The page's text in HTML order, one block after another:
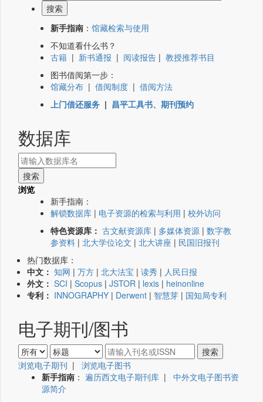
新手指南 ： 馆藏检索与使用
不知道看什么书？
古籍 | 新书通报 | 阅读报告 | 教授推荐书目
图书借阅第一步：
馆藏分布 | 借阅制度 | 借阅方法
上门借还服务 | 昌平工具书、期刊预约
数据库
浏览
新手指南：
解锁数据库 | 电子资源的检索与利用 | 校外访问
特色资源库： 古文献资源库 | 多媒体资源 | 数字教
参资料 | 北大学位论文 | 北大讲座 | 民国旧报刊
热门数据库：
中文： 知网 | 万方 | 北大法宝 | 读秀 | 人民日报
外文： SCI | Scopus | JSTOR | lexis | heinonline
专利： INNOGRAPHY | Derwent | 智慧芽 | 国知局专利
电子期刊/图书
浏览电子期刊 | 浏览电子图书
新手指南 ： 遍历西文电子期刊库 | 中外文电子图书资
源简介